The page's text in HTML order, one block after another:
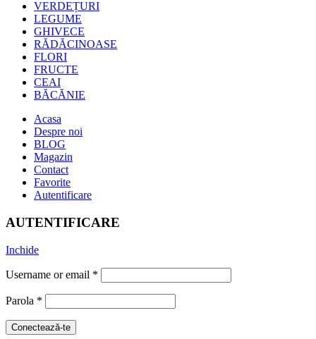
VERDEȚURI
LEGUME
GHIVECE
RĂDĂCINOASE
FLORI
FRUCTE
CEAI
BĂCĂNIE
Acasa
Despre noi
BLOG
Magazin
Contact
Favorite
Autentificare
AUTENTIFICARE
Inchide
Username or email *
Parola *
Conectează-te